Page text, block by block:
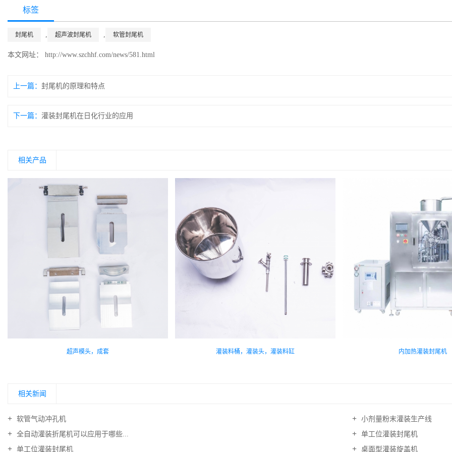
标签
封尾机 , 超声波封尾机 , 软管封尾机
本文网址： http://www.szchhf.com/news/581.html
上一篇： 封尾机的原理和特点
下一篇： 灌装封尾机在日化行业的应用
相关产品
超声模头，成套 灌装料桶，灌装头，灌装料缸 内加热灌装封尾机
相关新闻
软管气动冲孔机
小剂量粉末灌装生产线
全自动灌装折尾机可以应用于哪些...
单工位灌装封尾机
单工位灌装封尾机
桌面型灌装旋盖机